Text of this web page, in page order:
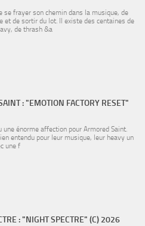
se frayer son chemin dans la musique, de
et de sortir du lot. Il existe des centaines de
de thrash &a
: "EMOTION FACTORY RESET"
une énorme affection pour Armored Saint.
entendu pour leur musique, leur heavy un
une f
: "NIGHT SPECTRE" (C) 2026